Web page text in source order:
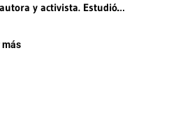
y activista. Estudió…
más